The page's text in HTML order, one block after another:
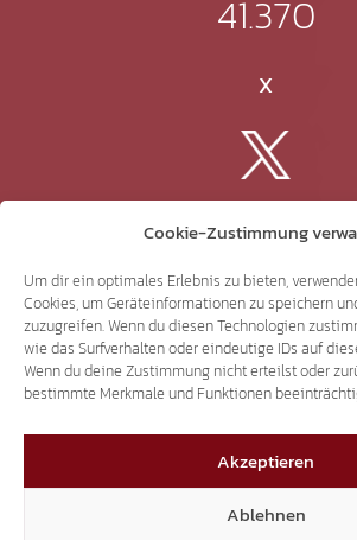
Cookie-Zustimmung
Um dir ein optimales Erlebnis zu bieten,
Cookies, um Geräteinformationen zu speichern
zuzugreifen. Wenn du diesen Technologien
wie das Surfverhalten oder eindeutige IDs auf
Wenn du deine Zustimmung nicht erteilst oder
bestimmte Merkmale und Funktionen
Akzeptieren
Ablehnen
41.370
X
3.507
Threads
3.401
YouTube